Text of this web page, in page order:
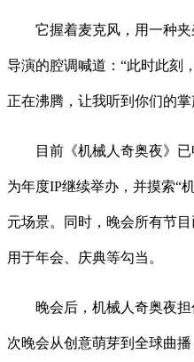
它握着麦克风，用一种夹
导演的腔调喊道：“此时此刻
正在沸腾，让我听到你们的掌
目前《机械人奇奥夜》已
为年度IP继续举办，并摸索“
元场景。同时，晚会所有节
用于年会、庆典等勾当。
晚会后，机械人奇奥夜担
次晚会从创意萌芽到全球曲